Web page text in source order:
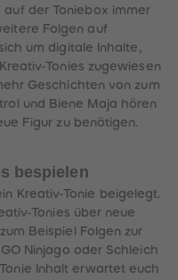
auf der Toniebox immer
Folgen auf
um digitale Inhalte,
Tonies zugewiesen
Geschichten von zum
und Biene Maja hören
Figur zu benötigen.
bespielen
Kreativ-Tonie beigelegt.
Tonies über neue
Beispiel Folgen zur
Ninjago oder Schleich
Inhalt erwartet euch